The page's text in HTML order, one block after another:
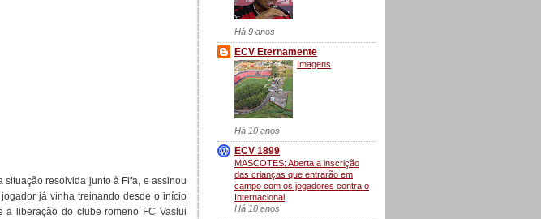
resolvida junto à Fifa, e assinou
já vinha treinando desde o início
liberação do clube romeno FC Vaslui
Há 9 anos
ECV Eternamente
Imagens
Há 10 anos
ECV 1899
MASCOTES: Aberta a inscrição
das crianças que entrarão em
campo com os jogadores contra o
Internacional
Há 10 anos